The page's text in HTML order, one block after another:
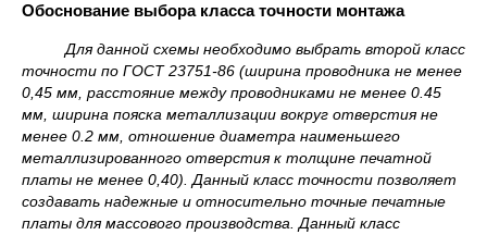
Обоснование выбора класса точности монтажа
Для данной схемы необходимо выбрать второй класс
точности по ГОСТ 23751-86 (ширина проводника не менее
0,45 мм, расстояние между проводниками не менее 0.45
мм, ширина пояска металлизации вокруг отверстия не
менее 0.2 мм, отношение диаметра наименьшего
металлизированного отверстия к толщине печатной
платы не менее 0,40). Данный класс точности позволяет
создавать надежные и относительно точные печатные
платы для массового производства. Данный класс